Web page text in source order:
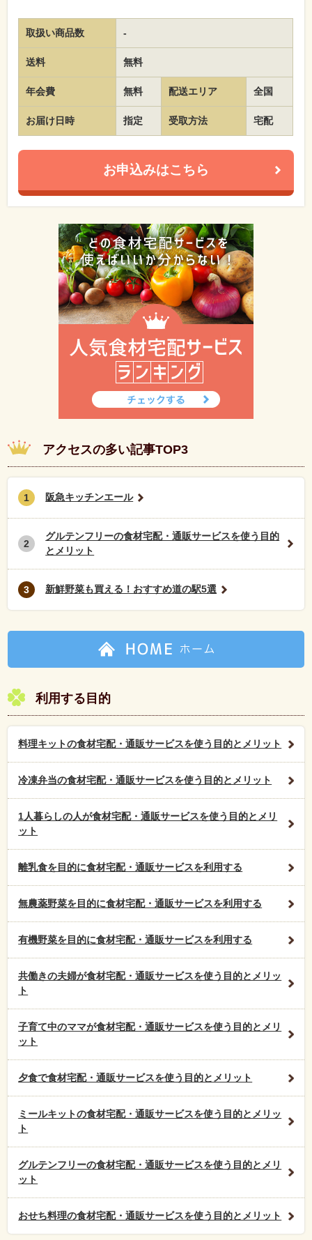
取扱い商品数 -
送料 無料
年会費 無料 配送エリア 全国
お届け日時 指定 受取方法 宅配
お申込みはこちら
アクセスの多い記事TOP3
1 阪急キッチンエール
2
グルテンフリーの食材宅配・通販サービスを使う目的
とメリット
3 新鮮野菜も買える！おすすめ道の駅5選
利用する目的
料理キットの食材宅配・通販サービスを使う目的とメリット
冷凍弁当の食材宅配・通販サービスを使う目的とメリット
1人暮らしの人が食材宅配・通販サービスを使う目的とメリ
ット
離乳食を目的に食材宅配・通販サービスを利用する
無農薬野菜を目的に食材宅配・通販サービスを利用する
有機野菜を目的に食材宅配・通販サービスを利用する
共働きの夫婦が食材宅配・通販サービスを使う目的とメリッ
ト
子育て中のママが食材宅配・通販サービスを使う目的とメリ
ット
夕食で食材宅配・通販サービスを使う目的とメリット
ミールキットの食材宅配・通販サービスを使う目的とメリッ
ト
グルテンフリーの食材宅配・通販サービスを使う目的とメリ
ット
おせち料理の食材宅配・通販サービスを使う目的とメリット